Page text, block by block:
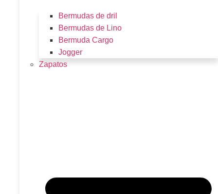
Bermudas de dril
Bermudas de Lino
Bermuda Cargo
Jogger
Zapatos